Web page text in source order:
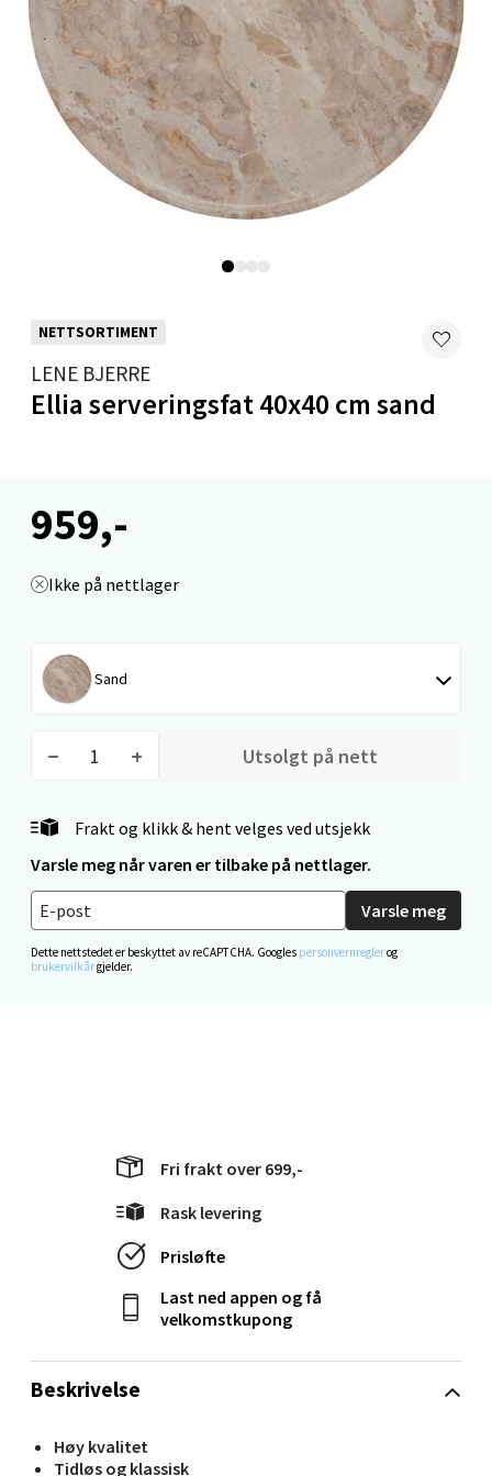
NETTSORTIMENT
LENE BJERRE
Ellia serveringsfat 40x40 cm sand
959,-
Ikke på nettlager
Sand
Utsolgt på nett
Frakt og klikk & hent velges ved utsjekk
Varsle meg når varen er tilbake på nettlager.
Varsle meg
Dette nettstedet er beskyttet av reCAPTCHA. Googles personvernreglerog
brukervilkårgjelder.
Beskrivelse
Høy kvalitet
Tidløs og klassisk
Fri frakt over 699,-
Rask levering
Prisløfte
Last ned appen og få
velkomstkupong
0 i butikk
Velg
Mandal - Alti Mandal
Fridtjof Nansensgate 22, 8622 Mo i Rana
Åpent i dag 09-19
0 i butikk
Ålesund - Thon Senter Moa
Åpent i dag 10-20
0 i butikk
Velg
Narvik - Thon Senter Malmporten
Bolagsgata 1, 8514 Narvik
Åpent i dag 10-20